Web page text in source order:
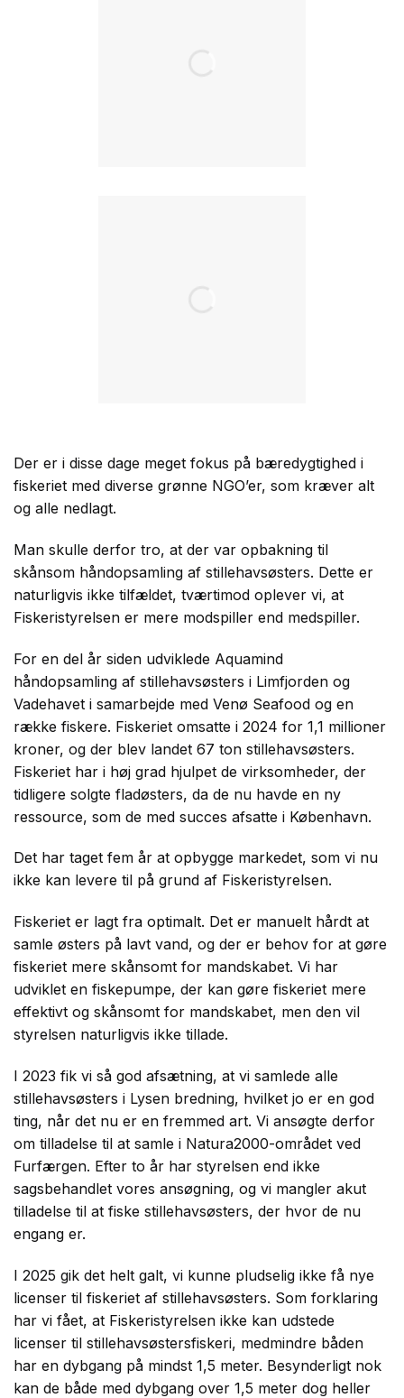
Der er i disse dage meget fokus på bæredygtighed i
fiskeriet med diverse grønne NGO’er, som kræver alt
og alle nedlagt.
Man skulle derfor tro, at der var opbakning til
skånsom håndopsamling af stillehavsøsters. Dette er
naturligvis ikke tilfældet, tværtimod oplever vi, at
Fiskeristyrelsen er mere modspiller end medspiller.
For en del år siden udviklede Aquamind
håndopsamling af stillehavsøsters i Limfjorden og
Vadehavet i samarbejde med Venø Seafood og en
række fiskere. Fiskeriet omsatte i 2024 for 1,1 millioner
kroner, og der blev landet 67 ton stillehavsøsters.
Fiskeriet har i høj grad hjulpet de virksomheder, der
tidligere solgte fladøsters, da de nu havde en ny
ressource, som de med succes afsatte i København.
Det har taget fem år at opbygge markedet, som vi nu
ikke kan levere til på grund af Fiskeristyrelsen.
Fiskeriet er lagt fra optimalt. Det er manuelt hårdt at
samle østers på lavt vand, og der er behov for at gøre
fiskeriet mere skånsomt for mandskabet. Vi har
udviklet en fiskepumpe, der kan gøre fiskeriet mere
effektivt og skånsomt for mandskabet, men den vil
styrelsen naturligvis ikke tillade.
I 2023 fik vi så god afsætning, at vi samlede alle
stillehavsøsters i Lysen bredning, hvilket jo er en god
ting, når det nu er en fremmed art. Vi ansøgte derfor
om tilladelse til at samle i Natura2000-området ved
Furfærgen. Efter to år har styrelsen end ikke
sagsbehandlet vores ansøgning, og vi mangler akut
tilladelse til at fiske stillehavsøsters, der hvor de nu
engang er.
I 2025 gik det helt galt, vi kunne pludselig ikke få nye
licenser til fiskeriet af stillehavsøsters. Som forklaring
har vi fået, at Fiskeristyrelsen ikke kan udstede
licenser til stillehavsøstersfiskeri, medmindre båden
har en dybgang på mindst 1,5 meter. Besynderligt nok
kan de både med dybgang over 1,5 meter dog heller